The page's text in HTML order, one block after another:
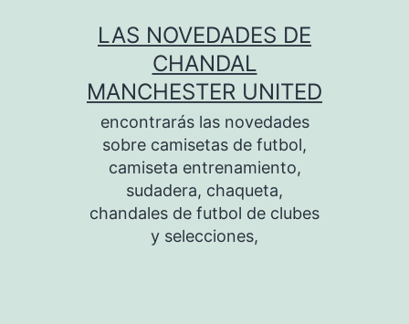
LAS NOVEDADES DE
CHANDAL
MANCHESTER UNITED
encontrarás las novedades
sobre camisetas de futbol,
camiseta entrenamiento,
sudadera, chaqueta,
chandales de futbol de clubes
y selecciones,